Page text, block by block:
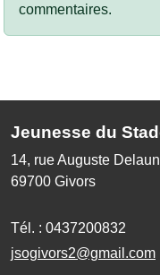
commentaires.
Jeunesse du
14, rue Auguste
69700 Givors
Tél. : 0437200832
jsogivors2@gmail.com